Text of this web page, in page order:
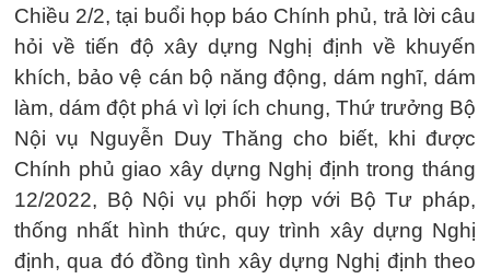
Chiều 2/2, tại buổi họp báo Chính phủ, trả lời câu
hỏi về tiến độ xây dựng Nghị định về khuyến
khích, bảo vệ cán bộ năng động, dám nghĩ, dám
làm, dám đột phá vì lợi ích chung, Thứ trưởng Bộ
Nội vụ Nguyễn Duy Thăng cho biết, khi được
Chính phủ giao xây dựng Nghị định trong tháng
12/2022, Bộ Nội vụ phối hợp với Bộ Tư pháp,
thống nhất hình thức, quy trình xây dựng Nghị
định, qua đó đồng tình xây dựng Nghị định theo